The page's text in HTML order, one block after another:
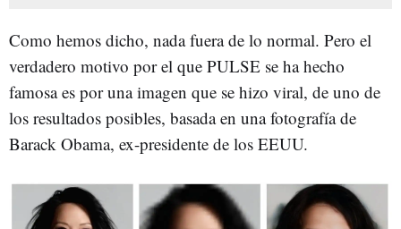
Como hemos dicho, nada fuera de lo normal. Pero el
verdadero motivo por el que PULSE se ha hecho
famosa es por una imagen que se hizo viral, de uno de
los resultados posibles, basada en una fotografía de
Barack Obama, ex-presidente de los EEUU.